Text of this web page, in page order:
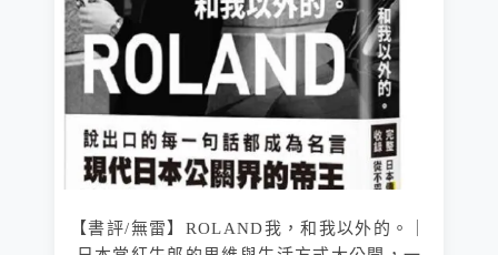
【書評/無雷】ROLAND我，和我以外的。｜